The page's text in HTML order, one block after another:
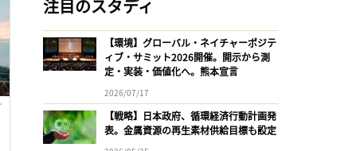
注目のスタディ
【環境】グローバル・ネイチャーポジテ
ィブ・サミット2026開催。開示から測
定・実装・価値化へ。熊本宣言
2026/07/17
【戦略】日本政府、循環経済行動計画発
表。金属資源の再生素材供給目標も設定